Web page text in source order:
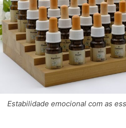
Estabilidade emocional com as